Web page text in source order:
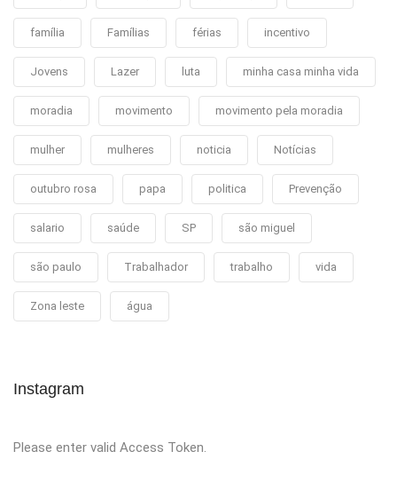
família Famílias férias incentivo
Jovens Lazer luta minha casa minha vida
moradia movimento movimento pela moradia
mulher mulheres noticia Notícias
outubro rosa papa politica Prevenção
salario saúde SP são miguel
são paulo Trabalhador trabalho vida
Zona leste água
Instagram
Please enter valid Access Token.